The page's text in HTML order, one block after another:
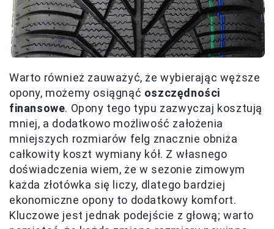
Warto również zauważyć, że wybierając węższe
opony, możemy osiągnąć oszczędności
finansowe. Opony tego typu zazwyczaj kosztują
mniej, a dodatkowo możliwość założenia
mniejszych rozmiarów felg znacznie obniża
całkowity koszt wymiany kół. Z własnego
doświadczenia wiem, że w sezonie zimowym
każda złotówka się liczy, dlatego bardziej
ekonomiczne opony to dodatkowy komfort.
Kluczowe jest jednak podejście z głową; warto